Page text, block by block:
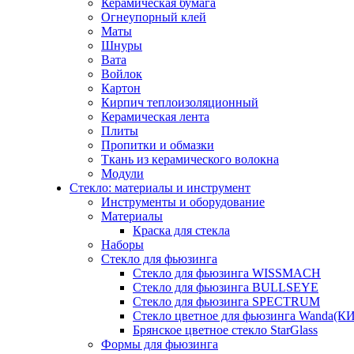
Керамическая бумага
Огнеупорный клей
Маты
Шнуры
Вата
Войлок
Картон
Кирпич теплоизоляционный
Керамическая лента
Плиты
Пропитки и обмазки
Ткань из керамического волокна
Модули
Стекло: материалы и инструмент
Инструменты и оборудование
Материалы
Краска для стекла
Наборы
Стекло для фьюзинга
Стекло для фьюзинга WISSMACH
Стекло для фьюзинга BULLSEYE
Стекло для фьюзинга SPECTRUM
Стекло цветное для фьюзинга
Брянское цветное стекло StarGlass
Формы для фьюзинга